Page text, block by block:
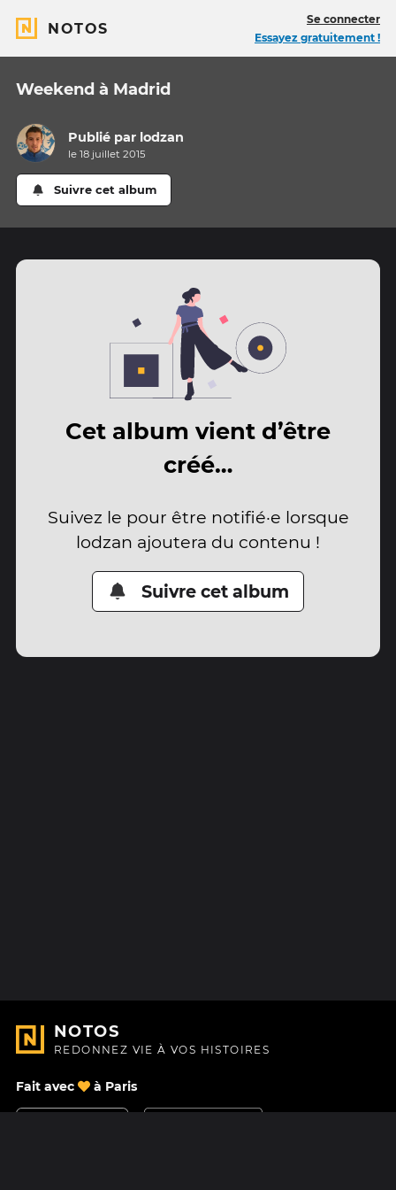
NOTOS
Se connecter
Essayez gratuitement !
Weekend à Madrid
Publié par lodzan
le 18 juillet 2015
Suivre cet album
Cet album vient d’être
créé…
Suivez le pour être notifié·e lorsque
lodzan ajoutera du contenu !
Suivre cet album
NOTOS
REDONNEZ VIE À VOS HISTOIRES
Fait avec à Paris